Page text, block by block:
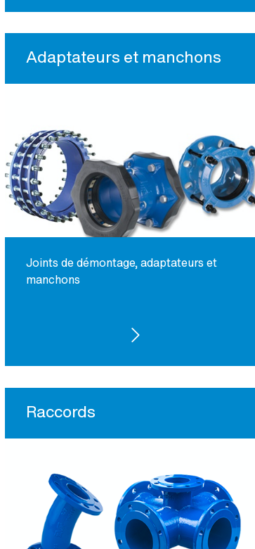
Adaptateurs et manchons
Joints de démontage, adaptateurs et
manchons
VOIR LES PRODUITS
Raccords